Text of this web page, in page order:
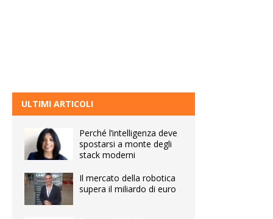
ULTIMI ARTICOLI
Perché l’intelligenza deve
spostarsi a monte degli
stack moderni
Il mercato della robotica
supera il miliardo di euro